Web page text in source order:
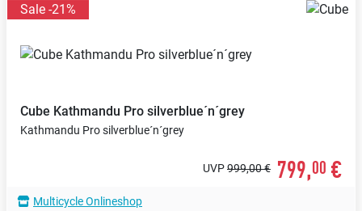
Sale -21%
Cube Kathmandu Pro silverblue´n´grey
Kathmandu Pro silverblue´n´grey
UVP999,00 € 799,00 €
Multicycle Onlineshop